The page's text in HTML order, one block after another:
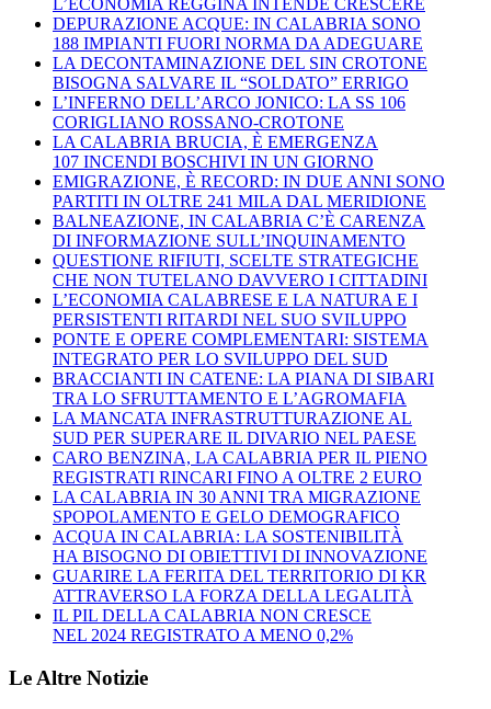
L’ECONOMIA REGGINA INTENDE CRESCERE
DEPURAZIONE ACQUE: IN CALABRIA SONO
188 IMPIANTI FUORI NORMA DA ADEGUARE
LA DECONTAMINAZIONE DEL SIN CROTONE
BISOGNA SALVARE IL “SOLDATO” ERRIGO
L’INFERNO DELL’ARCO JONICO: LA SS 106
CORIGLIANO ROSSANO-CROTONE
LA CALABRIA BRUCIA, È EMERGENZA
107 INCENDI BOSCHIVI IN UN GIORNO
EMIGRAZIONE, È RECORD: IN DUE ANNI SONO
PARTITI IN OLTRE 241 MILA DAL MERIDIONE
BALNEAZIONE, IN CALABRIA C’È CARENZA
DI INFORMAZIONE SULL’INQUINAMENTO
QUESTIONE RIFIUTI, SCELTE STRATEGICHE
CHE NON TUTELANO DAVVERO I CITTADINI
L’ECONOMIA CALABRESE E LA NATURA E I
PERSISTENTI RITARDI NEL SUO SVILUPPO
PONTE E OPERE COMPLEMENTARI: SISTEMA
INTEGRATO PER LO SVILUPPO DEL SUD
BRACCIANTI IN CATENE: LA PIANA DI SIBARI
TRA LO SFRUTTAMENTO E L’AGROMAFIA
LA MANCATA INFRASTRUTTURAZIONE AL
SUD PER SUPERARE IL DIVARIO NEL PAESE
CARO BENZINA, LA CALABRIA PER IL PIENO
REGISTRATI RINCARI FINO A OLTRE 2 EURO
LA CALABRIA IN 30 ANNI TRA MIGRAZIONE
SPOPOLAMENTO E GELO DEMOGRAFICO
ACQUA IN CALABRIA: LA SOSTENIBILITÀ
HA BISOGNO DI OBIETTIVI DI INNOVAZIONE
GUARIRE LA FERITA DEL TERRITORIO DI KR
ATTRAVERSO LA FORZA DELLA LEGALITÀ
IL PIL DELLA CALABRIA NON CRESCE
NEL 2024 REGISTRATO A MENO 0,2%
Le Altre Notizie